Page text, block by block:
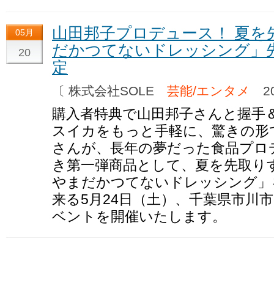
05月
20
山田邦子プロデュース！ 夏
だかつてないドレッシング」
定
〔 株式会社SOLE 芸能/エンタメ
購入者特典で山田邦子さんと握手
スイカをもっと手軽に、驚きの
さんが、長年の夢だった食品プ
き第一弾商品として、夏を先取
やまだかつてないドレッシング
来る5月24日（土）、千葉県市川
ベントを開催いたします。